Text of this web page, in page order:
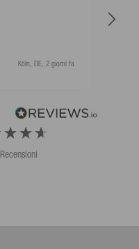
Recensioni
Köln, DE, 2 giorni fa